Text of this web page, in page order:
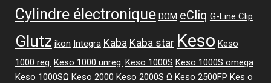
Cylindre électronique DOM eCliq G-Line Clip
Glutz ikon Integra Kaba Kaba star Keso Keso
1000 reg. Keso 1000 unreg. Keso 1000S Keso 1000S omega
Keso 1000SΩ Keso 2000 Keso 2000S Ω Keso 2500FP Kes o